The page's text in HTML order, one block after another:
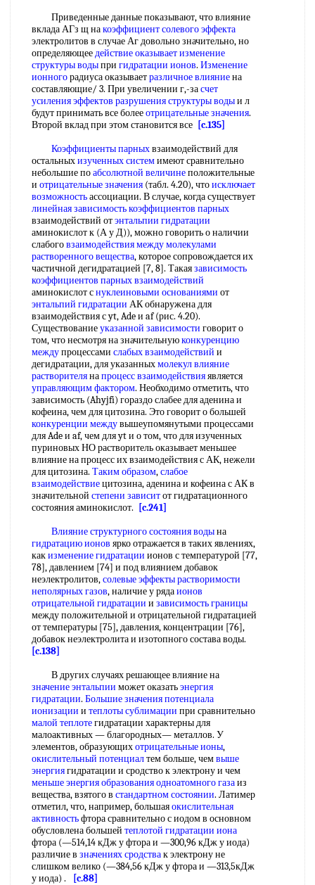
Приведенные данные показывают, что влияние
вклада АГз щ накоэффициент солевого эффекта
электролитов в случае Аг довольно значительно, но
определяющеедействие оказываетизменение
структуры водыпри гидратации ионов. Изменение
ионногорадиуса оказываетразличное влияниена
составляющие/ 3. При увеличении г,-засчет
усиления эффектов разрушения структуры водыи л
будут принимать все болееотрицательные значения.
Второй вклад при этом становится все [c.135]
Коэффициенты парныхвзаимодействий для
остальныхизученных системимеют сравнительно
небольшие поабсолютной величинеположительные
и отрицательные значения (табл. 4.20), чтоисключает
возможностьассоциации. В случае, когда существует
линейная зависимостькоэффициентов парных
взаимодействий отэнтальпии гидратации
аминокислот к (А у Д)), можно говорить о наличии
слабоговзаимодействия между молекулами
растворенного вещества, которое сопровождается их
частичной дегидратацией [7, 8]. Такаязависимость
коэффициентов парных взаимодействий
аминокислот снуклеиновыми основаниями от
энтальпий гидратации АК обнаружена для
взаимодействия с yt, Ade и af (рис. 4.20).
Существованиеуказанной зависимости говорит о
том, что несмотря на значительнуюконкуренцию
междупроцессами слабых взаимодействий и
дегидратации, для указанныхмолекул влияние
растворителянапроцесс взаимодействияявляется
управляющим фактором. Необходимо отметить, что
зависимость (Ahyjfi) гораздо слабее для аденина и
кофеина, чем для цитозина. Это говорит о большей
конкуренции междувышеупомянутыми процессами
для Ade и af, чем для yt и о том, что для изученных
пуриновых НО растворитель оказывает меньшее
влияние на процесс их взаимодействия с АК, нежели
для цитозина. Таким образом,слабое
взаимодействиецитозина, аденина и кофеина с АК в
значительной степени зависитот гидратационного
состояния аминокислот.
[c.241]
Влияние структурногосостояния водына
гидратацию ионов ярко отражается в таких явлениях,
какизменение гидратации ионов с температурой [77,
78], давлением [74] и под влиянием добавок
неэлектролитов,солевые эффекты растворимости
неполярных газов, наличие у рядаионов
отрицательной гидратации и зависимость границы
между положительной и отрицательной гидратацией
от температуры [75], давления, концентрации [76],
добавок неэлектролита и изотопного состава воды.
[c.138]
В других случаях решающее влияние на
значение энтальпии может оказатьэнергия
гидратации. Большие значенияпотенциала
ионизации и теплоты сублимации при сравнительно
малой теплотегидратации характерны для
малоактивных — благородных— металлов. У
элементов, образующихотрицательные ионы,
окислительный потенциалтем больше, чемвыше
энергиягидратации и сродство к электрону и чем
меньше энергияобразования одноатомного газаиз
вещества, взятого в стандартном состоянии. Латимер
отметил, что, например, большаяокислительная
активностьфтора сравнительно с иодом в основном
обусловлена большей теплотой гидратации иона
фтора (—514,14 кДж у фтора и —300,96 кДж у иода)
различие в значениях сродствак электрону не
слишком велико (—384,56 кДж у фтора и —313,5кДж
у иода) .
[c.88]